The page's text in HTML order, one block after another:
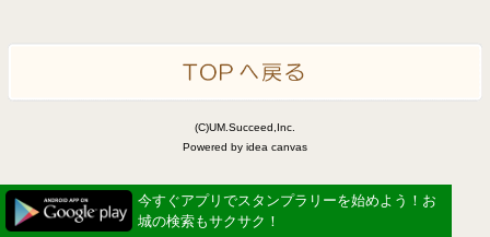
(C)UM.Succeed,Inc.
Powered by idea canvas
今すぐアプリでスタンプラリーを始めよう！お
城の検索もサクサク！